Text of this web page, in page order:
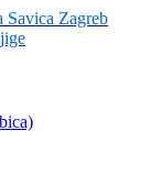
Savica Zagreb
Stubica)